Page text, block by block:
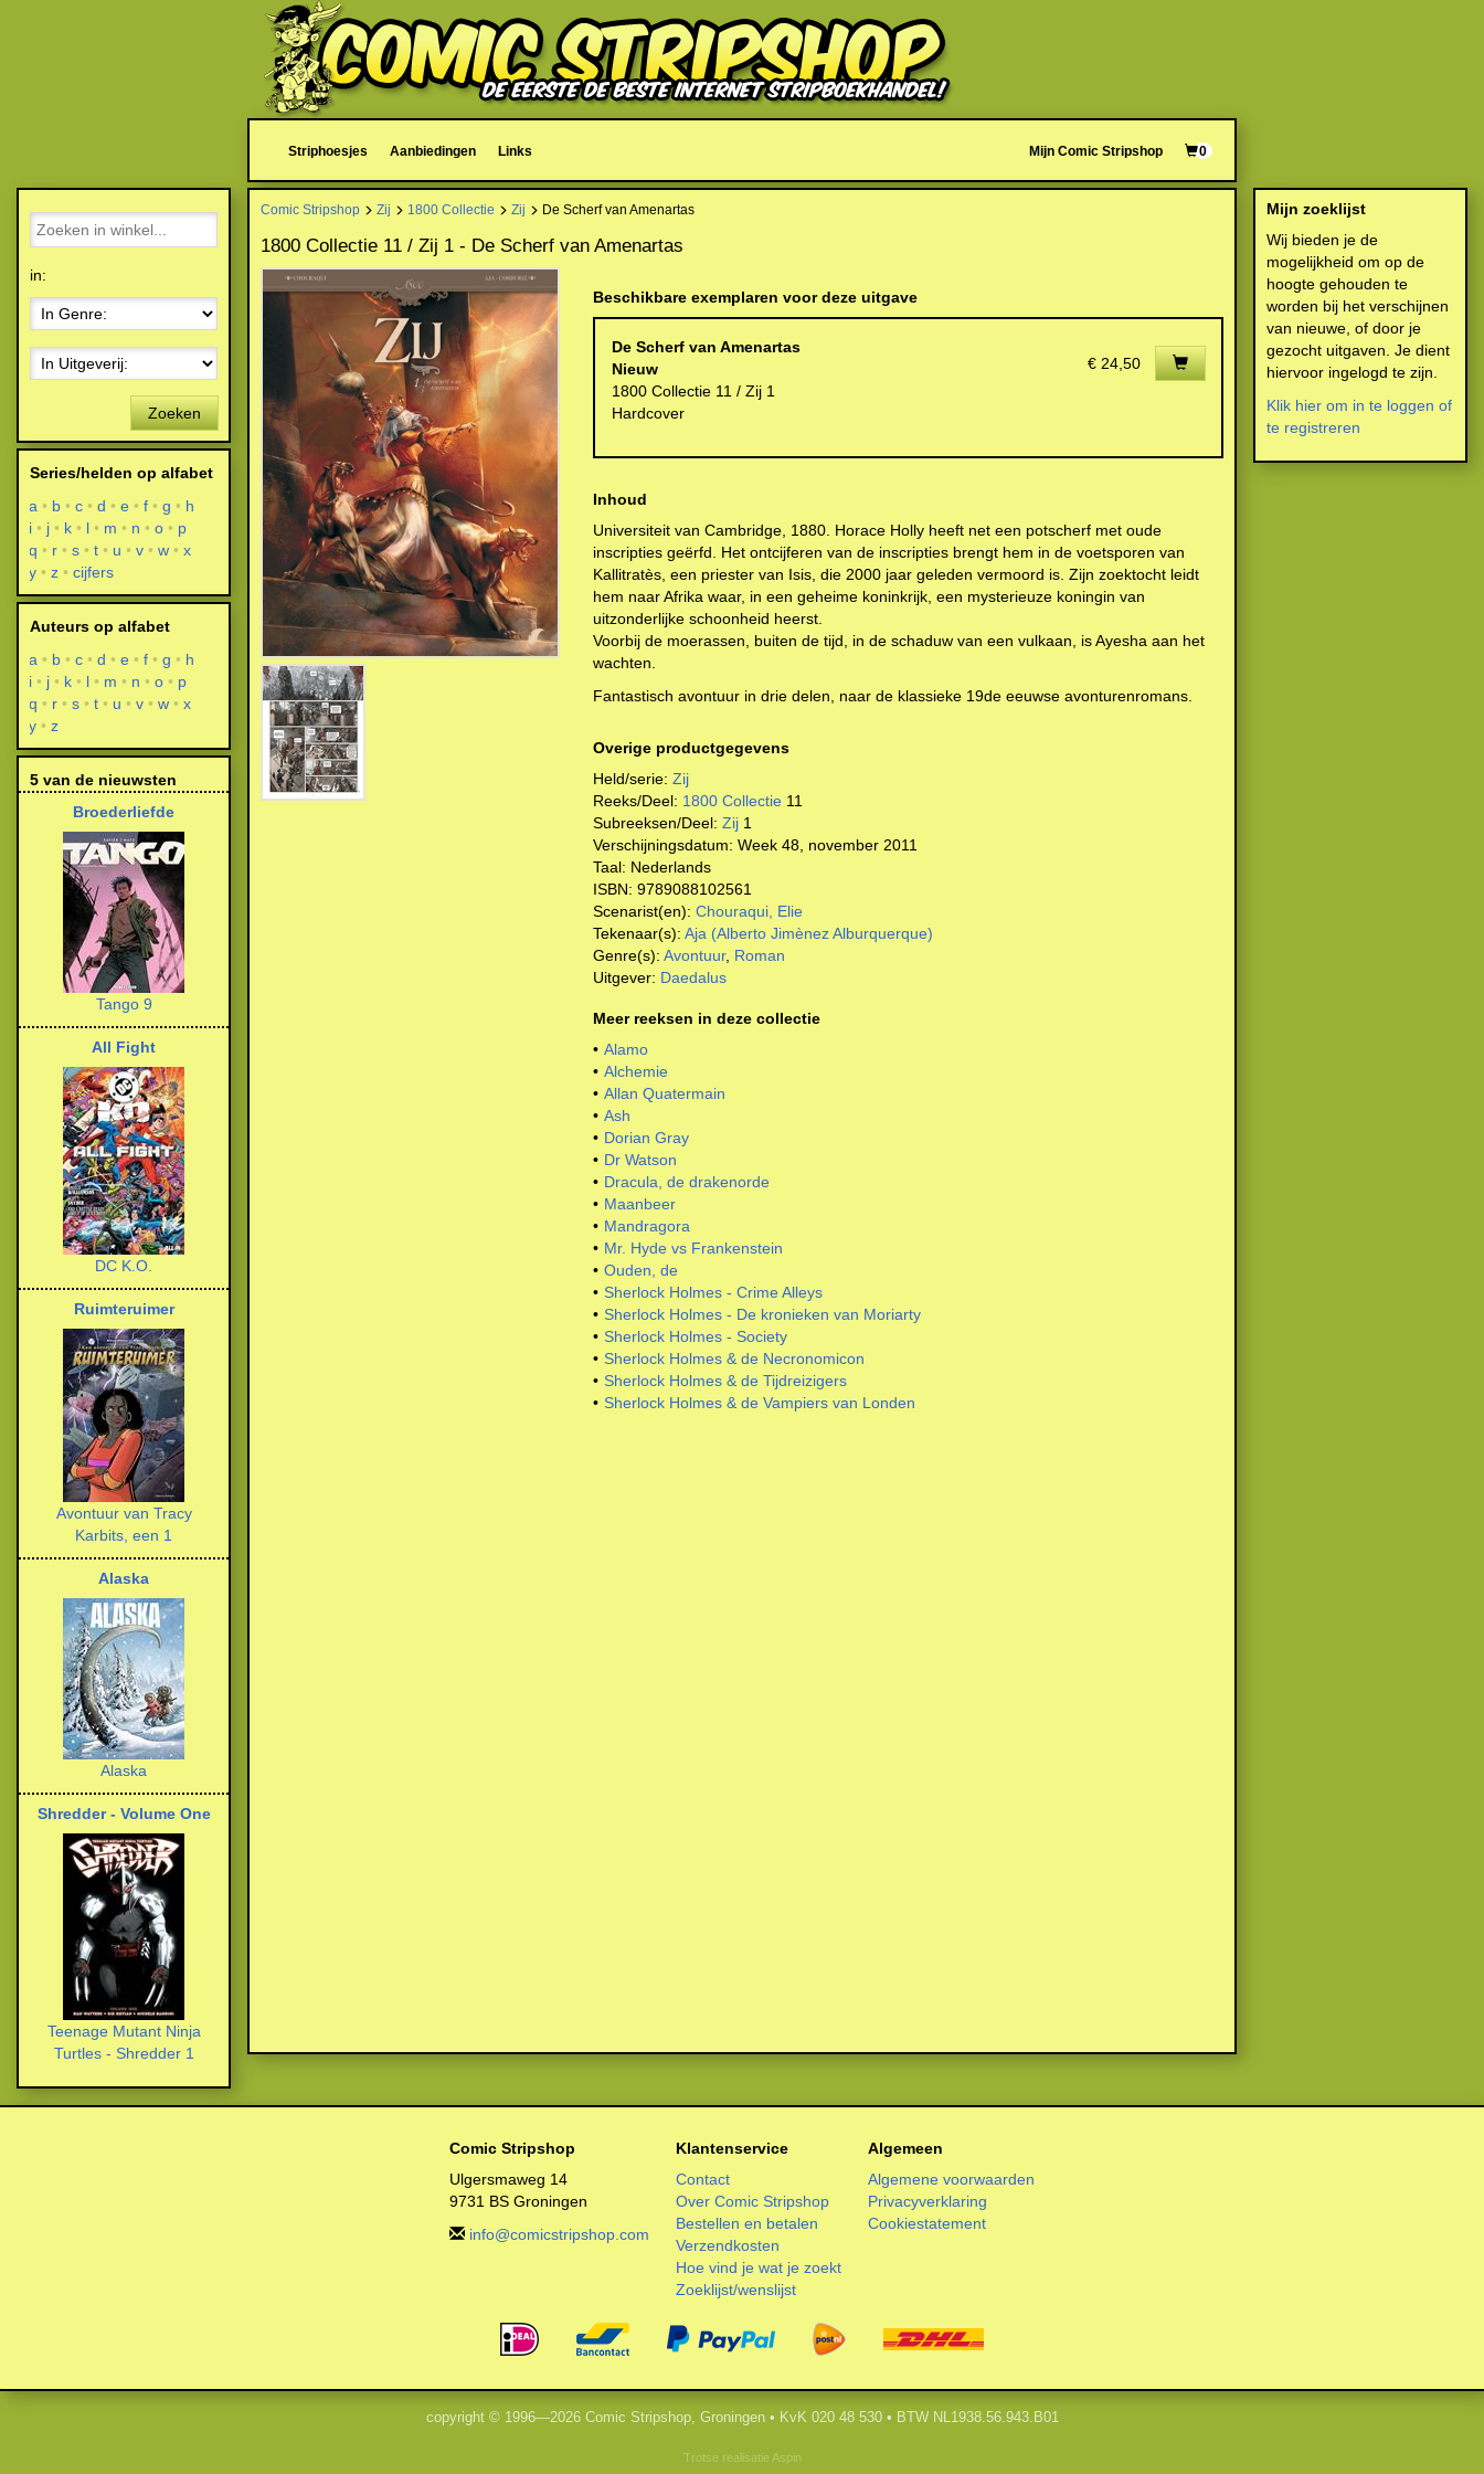
Striphoesjes Aanbiedingen Links Mijn Comic Stripshop 0
Comic Stripshop Zij 1800 Collectie Zij De Scherf van Amenartas
1800 Collectie 11 / Zij 1 - De Scherf van Amenartas
Beschikbare exemplaren voor deze uitgave
De Scherf van Amenartas
Nieuw
1800 Collectie 11 / Zij 1
Hardcover
€ 24,50
Inhoud
Universiteit van Cambridge, 1880. Horace Holly heeft net een potscherf met oude
inscripties geërfd. Het ontcijferen van de inscripties brengt hem in de voetsporen van
Kallitratès, een priester van Isis, die 2000 jaar geleden vermoord is. Zijn zoektocht leidt
hem naar Afrika waar, in een geheime koninkrijk, een mysterieuze koningin van
uitzonderlijke schoonheid heerst.
Voorbij de moerassen, buiten de tijd, in de schaduw van een vulkaan, is Ayesha aan het
wachten.
Fantastisch avontuur in drie delen, naar de klassieke 19de eeuwse avonturenromans.
Overige productgegevens
Held/serie: Zij
Reeks/Deel: 1800 Collectie11
Subreeksen/Deel: Zij1
Verschijningsdatum: Week 48, november 2011
Taal: Nederlands
ISBN: 9789088102561
Scenarist(en): Chouraqui, Elie
Tekenaar(s): Aja (Alberto Jimènez Alburquerque)
Genre(s): Avontuur, Roman
Uitgever: Daedalus
Meer reeksen in deze collectie
• Alamo
• Alchemie
• Allan Quatermain
• Ash
• Dorian Gray
• Dr Watson
• Dracula, de drakenorde
• Maanbeer
• Mandragora
• Mr. Hyde vs Frankenstein
• Ouden, de
• Sherlock Holmes - Crime Alleys
• Sherlock Holmes - De kronieken van Moriarty
• Sherlock Holmes - Society
• Sherlock Holmes & de Necronomicon
• Sherlock Holmes & de Tijdreizigers
• Sherlock Holmes & de Vampiers van Londen
Mijn zoeklijst
Wij bieden je de
mogelijkheid om op de
hoogte gehouden te
worden bij het verschijnen
van nieuwe, of door je
gezocht uitgaven. Je dient
hiervoor ingelogd te zijn.
Klik hier om in te loggen of
te registreren
in:
Zoeken
Series/helden op alfabet
a
b c d e f g
h
i
j k l m n o
p
q
r s t u v w
x
y
z cijfers
Auteurs op alfabet
a
b c d e f g
h
i
j k l m n o
p
q
r s t u v w
x
y
z
5 van de nieuwsten
Broederliefde
Tango 9
All Fight
DC K.O.
Ruimteruimer
Avontuur van Tracy
Karbits, een 1
Alaska
Alaska
Shredder - Volume One
Teenage Mutant Ninja
Turtles - Shredder 1
Comic Stripshop
Ulgersmaweg 14
9731 BS Groningen
info@comicstripshop.com
Klantenservice
Contact
Over Comic Stripshop
Bestellen en betalen
Verzendkosten
Hoe vind je wat je zoekt
Zoeklijst/wenslijst
Algemeen
Algemene voorwaarden
Privacyverklaring
Cookiestatement
copyright © 1996—2026 Comic Stripshop, Groningen • KvK 020 48 530 • BTW NL1938.56.943.B01
Trotse realisatieAspin